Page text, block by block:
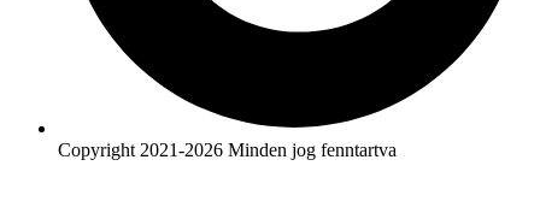
Copyright 2021-2026 Minden jog fenntartva